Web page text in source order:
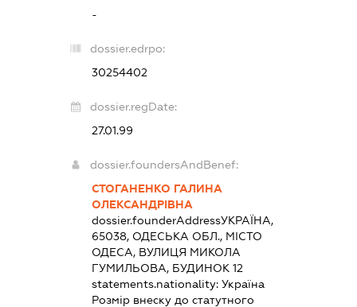
-
dossier.edrpo:
30254402
dossier.regDate:
27.01.99
dossier.foundersAndBenef:
СТОГАНЕНКО ГАЛИНА
ОЛЕКСАНДРІВНА
dossier.founderAddressУКРАЇНА,
65038, ОДЕСЬКА ОБЛ., МІСТО
ОДЕСА, ВУЛИЦЯ МИКОЛА
ГУМИЛЬОВА, БУДИНОК 12
statements.nationality:Україна
Розмір внеску до статутного